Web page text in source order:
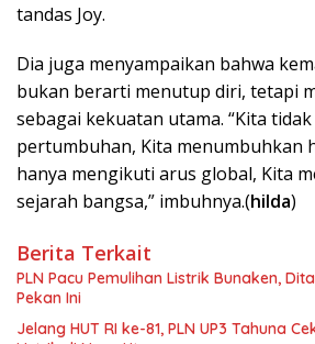
tandas Joy.
Dia juga menyampaikan bahwa
bukan berarti menutup diri, tetapi
sebagai kekuatan utama. “Kita
pertumbuhan, Kita menumbuhkan
hanya mengikuti arus global, Kita
sejarah bangsa,” imbuhnya.(hilda)
Berita Terkait
PLN Pacu Pemulihan Listrik Bunaken,
Pekan Ini
Jelang HUT RI ke-81, PLN UP3 Tahuna